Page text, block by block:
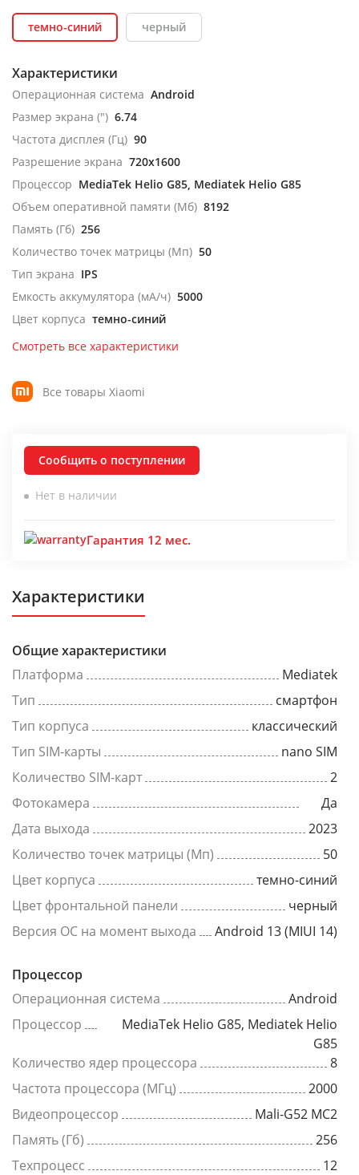
темно-синий черный
Характеристики
Операционная система Android
Размер экрана (") 6.74
Частота дисплея (Гц) 90
Разрешение экрана 720x1600
Процессор MediaTek Helio G85, Mediatek Helio G85
Объем оперативной памяти (Мб) 8192
Память (Гб) 256
Количество точек матрицы (Мп) 50
Тип экрана IPS
Емкость аккумулятора (мА/ч) 5000
Цвет корпуса темно-синий
Смотреть все характеристики
Все товары Xiaomi
Сообщить о поступлении
Нет в наличии
Гарантия 12 мес.
Характеристики
Общие характеристики
Платформа
Mediatek
Тип
смартфон
Тип корпуса
классический
Тип SIM-карты
nano SIM
Количество SIM-карт
2
Фотокамера
Да
Дата выхода
2023
Количество точек матрицы (Мп)
50
Цвет корпуса
темно-синий
Цвет фронтальной панели
черный
Версия ОС на момент выхода
Android 13 (MIUI 14)
Процессор
Операционная система
Android
Процессор
MediaTek Helio G85, Mediatek Helio
G85
Количество ядер процессора
8
Частота процессора (МГц)
2000
Видеопроцессор
Mali-G52 MC2
Память (Гб)
256
Техпроцесс
12